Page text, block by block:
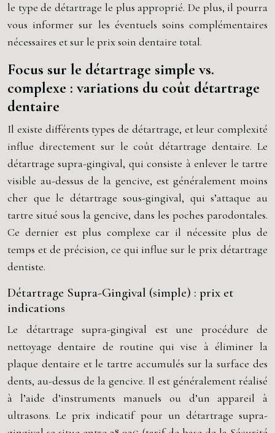
le type de détartrage le plus approprié. De plus, il pourra
vous informer sur les éventuels soins complémentaires
nécessaires et sur le prix soin dentaire total.
Focus sur le détartrage simple vs.
complexe : variations du coût détartrage
dentaire
Il existe différents types de détartrage, et leur complexité
influe directement sur le coût détartrage dentaire. Le
détartrage supra-gingival, qui consiste à enlever le tartre
visible au-dessus de la gencive, est généralement moins
cher que le détartrage sous-gingival, qui s’attaque au
tartre situé sous la gencive, dans les poches parodontales.
Ce dernier est plus complexe car il nécessite plus de
temps et de précision, ce qui influe sur le prix détartrage
dentiste.
Détartrage Supra-Gingival (simple) : prix et
indications
Le détartrage supra-gingival est une procédure de
nettoyage dentaire de routine qui vise à éliminer la
plaque dentaire et le tartre accumulés sur la surface des
dents, au-dessus de la gencive. Il est généralement réalisé
à l’aide d’instruments manuels ou d’un appareil à
ultrasons. Le prix indicatif pour un détartrage supra-